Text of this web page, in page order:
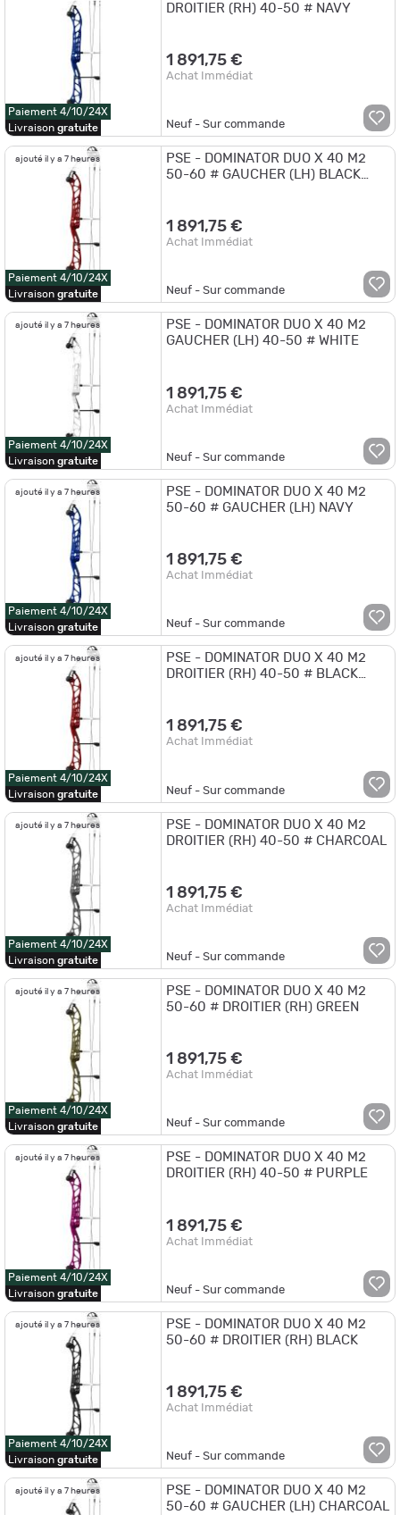
Paiement 4/10/24X
Livraison gratuite
DROITIER (RH) 40-50 # NAVY
1 891,75 €
Achat Immédiat
Neuf - Sur commande
ajouté il y a 7 heures
Paiement 4/10/24X
Livraison gratuite
PSE - DOMINATOR DUO X 40 M2
50-60 # GAUCHER (LH) BLACK
1 891,75 €
Achat Immédiat
Neuf - Sur commande
ajouté il y a 7 heures
Paiement 4/10/24X
Livraison gratuite
PSE - DOMINATOR DUO X 40 M2
GAUCHER (LH) 40-50 # WHITE
1 891,75 €
Achat Immédiat
Neuf - Sur commande
ajouté il y a 7 heures
Paiement 4/10/24X
Livraison gratuite
PSE - DOMINATOR DUO X 40 M2
50-60 # GAUCHER (LH) NAVY
1 891,75 €
Achat Immédiat
Neuf - Sur commande
ajouté il y a 7 heures
Paiement 4/10/24X
Livraison gratuite
PSE - DOMINATOR DUO X 40 M2
DROITIER (RH) 40-50 # BLACK
1 891,75 €
Achat Immédiat
Neuf - Sur commande
ajouté il y a 7 heures
Paiement 4/10/24X
Livraison gratuite
PSE - DOMINATOR DUO X 40 M2
DROITIER (RH) 40-50 # CHARCOAL
1 891,75 €
Achat Immédiat
Neuf - Sur commande
ajouté il y a 7 heures
Paiement 4/10/24X
Livraison gratuite
PSE - DOMINATOR DUO X 40 M2
50-60 # DROITIER (RH) GREEN
1 891,75 €
Achat Immédiat
Neuf - Sur commande
ajouté il y a 7 heures
Paiement 4/10/24X
Livraison gratuite
PSE - DOMINATOR DUO X 40 M2
DROITIER (RH) 40-50 # PURPLE
1 891,75 €
Achat Immédiat
Neuf - Sur commande
ajouté il y a 7 heures
Paiement 4/10/24X
Livraison gratuite
PSE - DOMINATOR DUO X 40 M2
50-60 # DROITIER (RH) BLACK
1 891,75 €
Achat Immédiat
Neuf - Sur commande
ajouté il y a 7 heures
PSE - DOMINATOR DUO X 40 M2
50-60 # GAUCHER (LH) CHARCOAL